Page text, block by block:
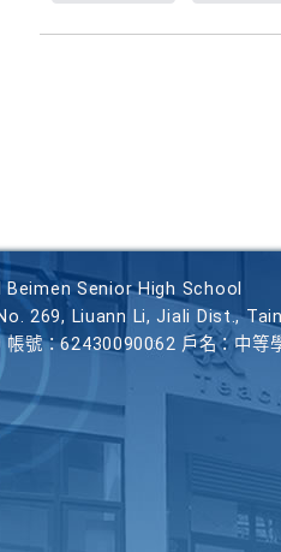
Beimen Senior High School
269, Liuann Li, Jiali Dist.,
號：62430090062 戶名：中等